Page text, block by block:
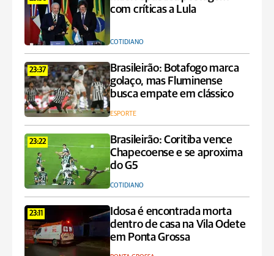
com críticas a Lula
COTIDIANO
23:37
Brasileirão: Botafogo marca
golaço, mas Fluminense
busca empate em clássico
ESPORTE
23:22
Brasileirão: Coritiba vence
Chapecoense e se aproxima
do G5
COTIDIANO
23:11
Idosa é encontrada morta
dentro de casa na Vila Odete
em Ponta Grossa